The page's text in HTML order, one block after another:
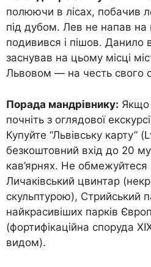
полюючи в лісах, побачив
під дубом. Лев не напав
подивився і пішов. Данило
заснував на цьому місці
Львовом — на честь свого
Порада мандрівнику: Якщо
почніть з оглядової
Купуйте “Львівську карту”
безкоштовний вхід до 20
кав’ярнях. Не
Личаківський цвинтар
скульптурою), Стрийський
найкрасивіших парків
(фортифікаційна споруда
видом).